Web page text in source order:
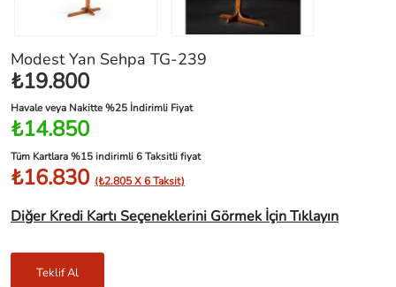
Modest Yan Sehpa TG-239
₺19.800
Havale veya Nakitte %25 İndirimli Fiyat
₺14.850
Tüm Kartlara %15 indirimli 6 Taksitli fiyat
₺16.830 (₺2.805 X 6 Taksit)
Diğer Kredi Kartı Seçeneklerini Görmek İçin Tıklayın
Teklif Al